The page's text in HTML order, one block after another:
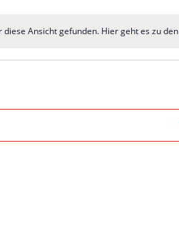
diese Ansicht gefunden. Hier geht es zu den